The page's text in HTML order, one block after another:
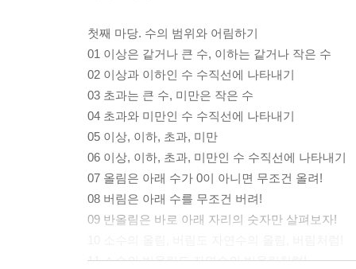
첫째 마당. 수의 범위와 어림하기
01 이상은 같거나 큰 수, 이하는 같거나 작은 수
02 이상과 이하인 수 수직선에 나타내기
03 초과는 큰 수, 미만은 작은 수
04 초과와 미만인 수 수직선에 나타내기
05 이상, 이하, 초과, 미만
06 이상, 이하, 초과, 미만인 수 수직선에 나타내기
07 올림은 아래 수가 0이 아니면 무조건 올려!
08 버림은 아래 수를 무조건 버려!
09 반올림은 바로 아래 자리의 숫자만 살펴보자!
11 소수의 반올림도 자연수의 반올림처럼!